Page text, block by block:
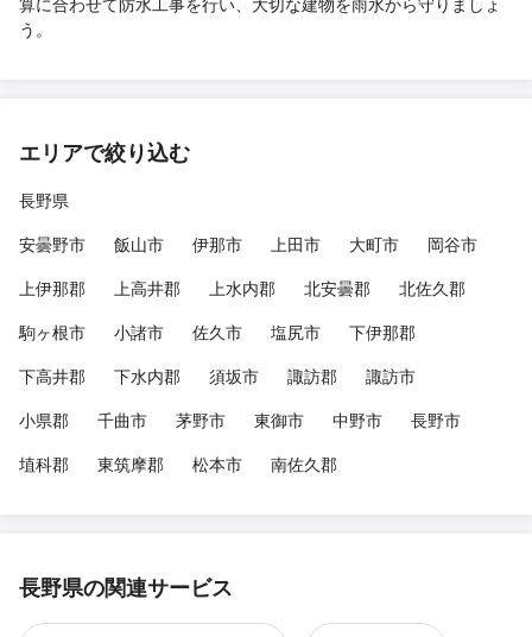
う。
エリアで絞り込む
長野県
安曇野市
飯山市 伊那市 上田市 大町市
岡谷市
上伊那郡
上高井郡 上水内郡 北安曇郡
北佐久郡
駒ヶ根市
小諸市 佐久市 塩尻市
下伊那郡
下高井郡
下水内郡 須坂市 諏訪郡
諏訪市
小県郡
千曲市 茅野市 東御市 中野市
長野市
埴科郡
東筑摩郡 松本市 南佐久郡
長野県の関連サービス